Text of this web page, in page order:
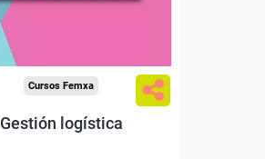
Cursos Femxa
Gestión logística